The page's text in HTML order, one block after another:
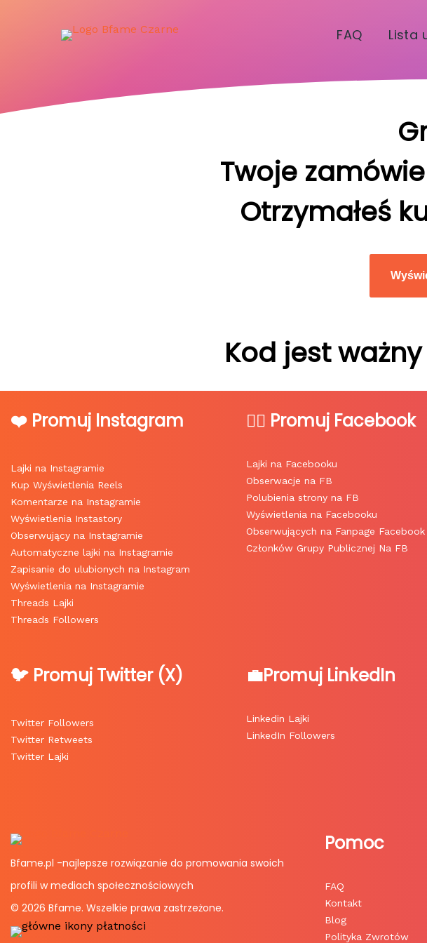
FAQ Lista
Twoje
Otrzymałeś
Kod jest
❤️ Promuj Instagram
Lajki na Instagramie
Kup Wyświetlenia Reels
Komentarze na Instagramie
Wyświetlenia Instastory
Obserwujący na Instagramie
Automatyczne lajki na Instagramie
Zapisanie do ulubionych na Instagram
Wyświetlenia na Instagramie
Threads Lajki
Threads Followers
👍🏻 Promuj Facebook
Lajki na Facebooku
Obserwacje na FB
Polubienia strony na FB
Wyświetlenia na Facebooku
Obserwujących na Fanpage Facebook
Członków Grupy Publicznej Na FB
🐦 Promuj Twitter (X)
Twitter Followers
Twitter Retweets
Twitter Lajki
💼Promuj LinkedIn
Linkedin Lajki
LinkedIn Followers
Bfame.pl -najlepsze rozwiązanie do promowania swoich
profili w mediach społecznościowych
© 2026 Bfame. Wszelkie prawa zastrzeżone.
Pomoc
FAQ
Kontakt
Blog
Polityka Zwrotów